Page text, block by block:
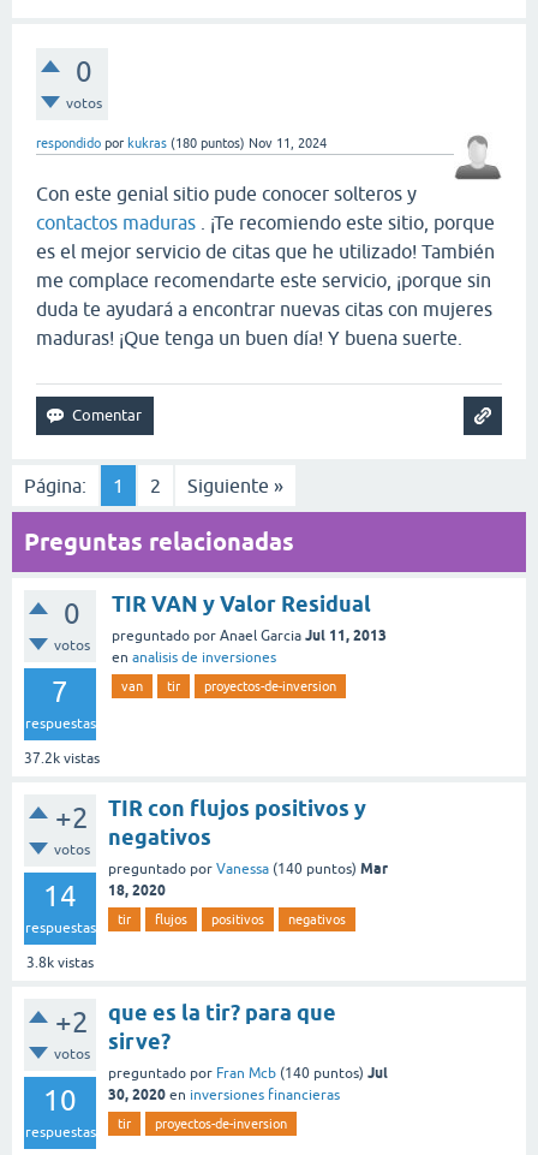
0
votos
respondido por kukras (180 puntos) Nov 11, 2024
Con este genial sitio pude conocer solteros y
contactos maduras . ¡Te recomiendo este sitio, porque
es el mejor servicio de citas que he utilizado! También
me complace recomendarte este servicio, ¡porque sin
duda te ayudará a encontrar nuevas citas con mujeres
maduras! ¡Que tenga un buen día! Y buena suerte.
Página: 1 2 Siguiente »
Preguntas relacionadas
0
votos
7
respuestas
37.2k vistas
TIR VAN y Valor Residual
preguntado por Anael Garcia Jul 11, 2013
en analisis de inversiones
van tir proyectos-de-inversion
+2
votos
14
respuestas
3.8k vistas
TIR con flujos positivos y
negativos
preguntado por Vanessa (140 puntos) Mar
18, 2020
tir flujos positivos negativos
+2
votos
10
respuestas
que es la tir? para que
sirve?
preguntado por Fran Mcb (140 puntos) Jul
30, 2020 en inversiones financieras
tir proyectos-de-inversion